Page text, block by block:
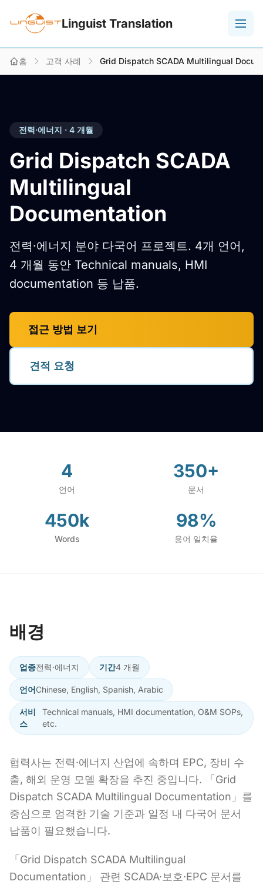
Linguist Translation
홈 고객 사례 Grid Dispatch SCADA Multilingual
전력·에너지 · 4 개월
Grid Dispatch SCADA
Multilingual
Documentation
전력·에너지 분야 다국어 프로젝트. 4개 언어,
4 개월 동안 Technical manuals, HMI
documentation 등 납품.
접근 방법 보기
견적 요청
4
언어
350+
문서
450k
Words
98%
용어 일치율
배경
업종전력·에너지 기간4 개월
언어Chinese, English, Spanish, Arabic
서비
스
Technical manuals, HMI documentation, O&M SOPs,
etc.
협력사는 전력·에너지 산업에 속하며 EPC, 장비 수
출, 해외 운영 모델 확장을 추진 중입니다. 「Grid
Dispatch SCADA Multilingual Documentation」를
중심으로 엄격한 기술 기준과 일정 내 다국어 문서
납품이 필요했습니다.
「Grid Dispatch SCADA Multilingual
Documentation」 관련 SCADA·보호·EPC 문서를